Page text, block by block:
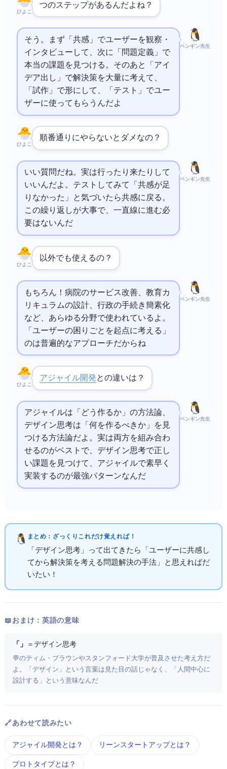
ひよこ
5つのステップがあるんだよね？
ペンギン先生
そう。まず「共感」でユーザーを観察・
インタビューして、次に「問題定義」で
本当の課題を見つける。そのあと「アイ
デア出し」で解決策を大量に考えて、
「試作」で形にして、「テスト」でユー
ザーに使ってもらうんだよ
ひよこ
順番通りにやらないとダメなの？
ペンギン先生
いい質問だね。実は行ったり来たりして
いいんだよ。テストしてみて「共感が足
りなかった」と気づいたら共感に戻る。
この繰り返しが大事で、一直線に進む必
要はないんだ
ひよこ
IT以外でも使えるの？
ペンギン先生
もちろん！病院のサービス改善、教育カ
リキュラムの設計、行政の手続き簡素化
など、あらゆる分野で使われているよ。
「ユーザーの困りごとを起点に考える」
のは普遍的なアプローチだからね
ひよこ
アジャイル開発との違いは？
ペンギン先生
アジャイルは「どう作るか」の方法論、
デザイン思考は「何を作るべきか」を見
つける方法論だよ。実は両方を組み合わ
せるのがベストで、デザイン思考で正し
い課題を見つけて、アジャイルで素早く
実装するのが最強パターンなんだ
まとめ：ざっくりこれだけ覚えればOK！
「デザイン思考」って出てきたら「ユーザーに共感し
てから解決策を考える問題解決の手法」と思えればだ
いたいOK！
📖 おまけ：英語の意味
「Design Thinking」 ＝ デザイン思考
💬 IDEOのティム・ブラウンやスタンフォード大学d.schoolが普及させた考え方だ
よ。「デザイン」という言葉は見た目の話じゃなく、「人間中心に
設計する」という意味なんだ
🔗 あわせて読みたい
アジャイル開発 とは？ リーンスタートアップ とは？
プロトタイプ とは？